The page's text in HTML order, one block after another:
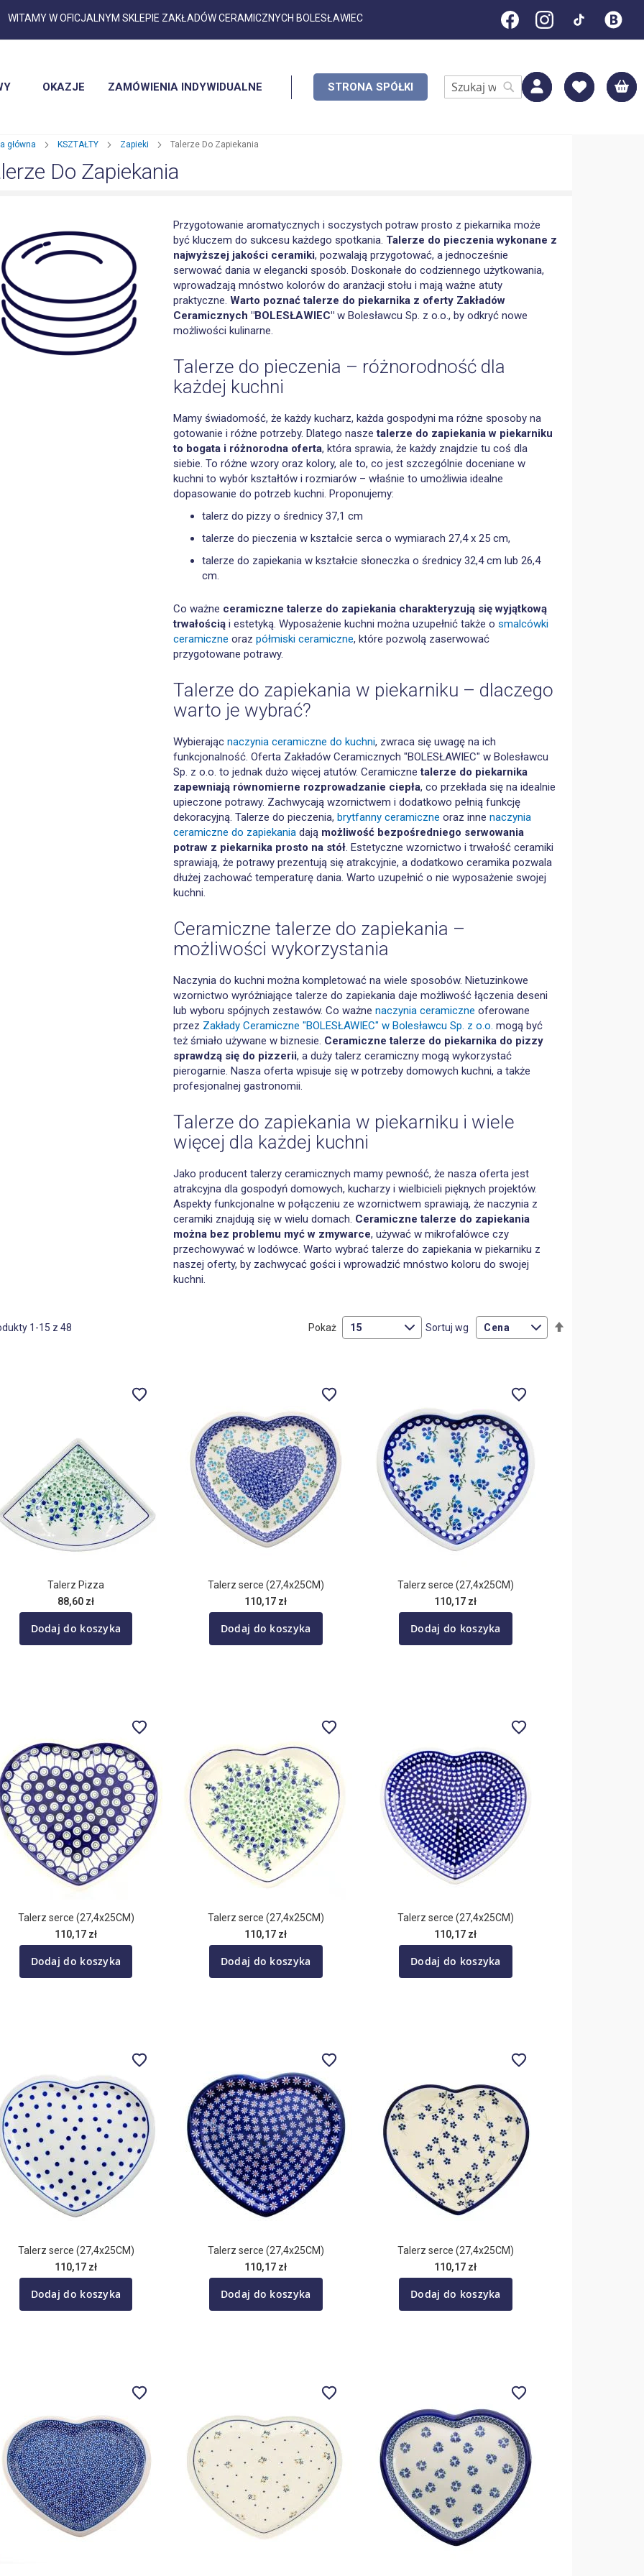
Przejdź
WITAMY W OFICJALNYM SKLEPIE ZAKŁADÓW CERAMICZNYCH BOLESŁAWIEC
OKAZJE ZAMÓWIENIA INDYWIDUALNE STRONA SPÓŁKI
Search Search
główna KSZTAŁTY Zapieki Talerze Do Zapiekania
Do Zapiekania
Przygotowanie aromatycznych i soczystych potraw prosto z piekarnika może
być kluczem do sukcesu każdego spotkania. Talerze do pieczenia wykonane z
najwyższej jakości ceramiki, pozwalają przygotować, a jednocześnie
serwować dania w elegancki sposób. Doskonałe do codziennego użytkowania,
wprowadzają mnóstwo kolorów do aranżacji stołu i mają ważne atuty
praktyczne. Warto poznać talerze do piekarnika z oferty Zakładów
Ceramicznych "BOLESŁAWIEC"w Bolesławcu Sp. z o.o., by odkryć nowe
możliwości kulinarne.
Talerze do pieczenia – różnorodność dla
każdej kuchni
Mamy świadomość, że każdy kucharz, każda gospodyni ma różne sposoby na
gotowanie i różne potrzeby. Dlatego naszetalerze do zapiekania w piekarniku
to bogata i różnorodna oferta, która sprawia, że każdy znajdzie tu coś dla
siebie. To różne wzory oraz kolory, ale to, co jest szczególnie doceniane w
kuchni to wybór kształtów i rozmiarów – właśnie to umożliwia idealne
dopasowanie do potrzeb kuchni. Proponujemy:
talerz do pizzy o średnicy 37,1 cm
talerze do pieczenia w kształcie serca o wymiarach 27,4 x 25 cm,
talerze do zapiekania w kształcie słoneczka o średnicy 32,4 cm lub 26,4
cm.
Co ważne ceramiczne talerze do zapiekania charakteryzują się wyjątkową
trwałościąi estetyką. Wyposażenie kuchni można uzupełnić także o smalcówki
ceramiczne oraz półmiski ceramiczne, które pozwolą zaserwować
przygotowane potrawy.
Talerze do zapiekania w piekarniku – dlaczego
warto je wybrać?
Wybierając naczynia ceramiczne do kuchni, zwraca się uwagę na ich
funkcjonalność. Oferta Zakładów Ceramicznych "BOLESŁAWIEC" w Bolesławcu
Sp. z o.o. to jednak dużo więcej atutów. Ceramicznetalerze do piekarnika
zapewniają równomierne rozprowadzanie ciepła, co przekłada się na idealnie
upieczone potrawy. Zachwycają wzornictwem i dodatkowo pełnią funkcję
dekoracyjną. Talerze do pieczenia, brytfanny ceramiczne oraz inne naczynia
ceramiczne do zapiekaniadają możliwość bezpośredniego serwowania
potraw z piekarnika prosto na stół. Estetyczne wzornictwo i trwałość ceramiki
sprawiają, że potrawy prezentują się atrakcyjnie, a dodatkowo ceramika pozwala
dłużej zachować temperaturę dania. Warto uzupełnić o nie wyposażenie swojej
kuchni.
Ceramiczne talerze do zapiekania –
możliwości wykorzystania
Naczynia do kuchni można kompletować na wiele sposobów. Nietuzinkowe
wzornictwo wyróżniające talerze do zapiekania daje możliwość łączenia deseni
lub wyboru spójnych zestawów. Co ważne naczynia ceramiczne oferowane
przez Zakłady Ceramiczne "BOLESŁAWIEC" w Bolesławcu Sp. z o.o. mogą być
też śmiało używane w biznesie. Ceramiczne talerze do piekarnika do pizzy
sprawdzą się do pizzerii, a duży talerz ceramiczny mogą wykorzystać
pierogarnie. Nasza oferta wpisuje się w potrzeby domowych kuchni, a także
profesjonalnej gastronomii.
Talerze do zapiekania w piekarniku i wiele
więcej dla każdej kuchni
Jako producent talerzy ceramicznych mamy pewność, że nasza oferta jest
atrakcyjna dla gospodyń domowych, kucharzy i wielbicieli pięknych projektów.
Aspekty funkcjonalne w połączeniu ze wzornictwem sprawiają, że naczynia z
ceramiki znajdują się w wielu domach. Ceramiczne talerze do zapiekania
można bez problemu myć w zmywarce, używać w mikrofalówce czy
przechowywać w lodówce. Warto wybrać talerze do zapiekania w piekarniku z
naszej oferty, by zachwycać gości i wprowadzić mnóstwo koloru do swojej
kuchni.
1 -15 z 48 Sortuj wg
Pokaż
Talerz Pizza
88,60 zł
Dodaj do koszyka
Talerz serce (27,4x25CM)
110,17 zł
Dodaj do koszyka
Talerz serce (27,4x25CM)
110,17 zł
Dodaj do koszyka
Talerz serce (27,4x25CM)
110,17 zł
Dodaj do koszyka
Talerz serce (27,4x25CM)
110,17 zł
Dodaj do koszyka
Talerz serce (27,4x25CM)
110,17 zł
Dodaj do koszyka
Talerz serce (27,4x25CM)
110,17 zł
Dodaj do koszyka
Talerz serce (27,4x25CM)
110,17 zł
Dodaj do koszyka
Talerz serce (27,4x25CM)
110,17 zł
Dodaj do koszyka